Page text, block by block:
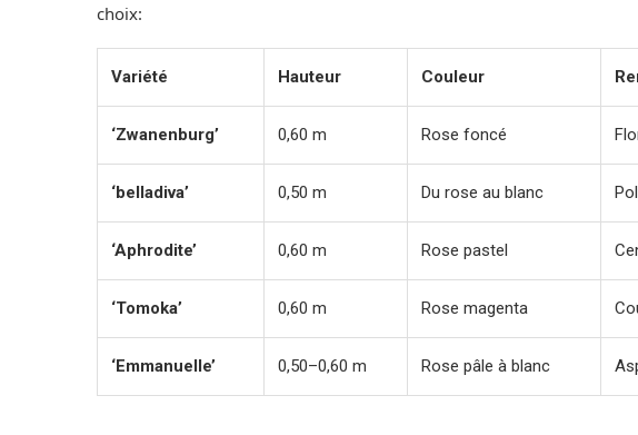
choix:
Variété Hauteur Couleur
‘Zwanenburg’ 0,60 m Rose foncé
‘belladiva’ 0,50 m Du rose au blanc
‘Aphrodite’ 0,60 m Rose pastel
‘Tomoka’ 0,60 m Rose magenta
‘Emmanuelle’ 0,50–0,60 m Rose pâle à blanc